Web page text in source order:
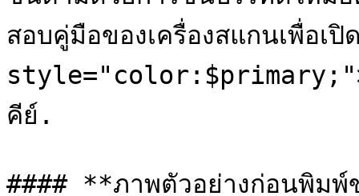
สอบคู่มือของเครื่องสแกนเพื่อเ
คีย์.
#### **ภาพตัวอย่างก่อนพิม